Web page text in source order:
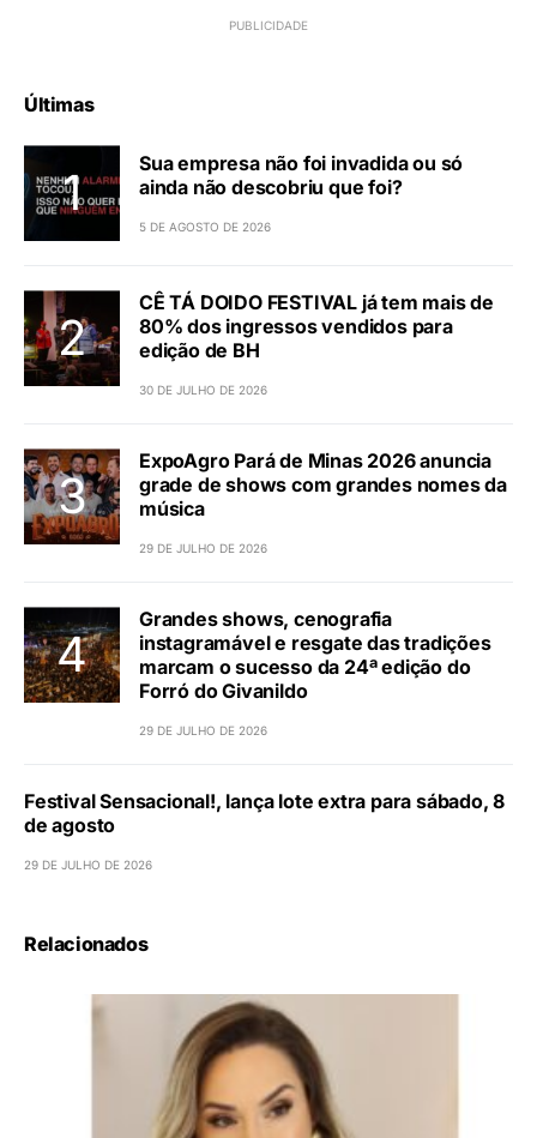
Últimas
Sua empresa não foi invadida ou só
ainda não descobriu que foi?
5 DE AGOSTO DE 2026
CÊ TÁ DOIDO FESTIVAL já tem mais de
80% dos ingressos vendidos para
edição de BH
30 DE JULHO DE 2026
ExpoAgro Pará de Minas 2026 anuncia
grade de shows com grandes nomes da
música
29 DE JULHO DE 2026
Grandes shows, cenografia
instagramável e resgate das tradições
marcam o sucesso da 24ª edição do
Forró do Givanildo
29 DE JULHO DE 2026
Festival Sensacional!, lança lote extra para sábado, 8
de agosto
29 DE JULHO DE 2026
Relacionados